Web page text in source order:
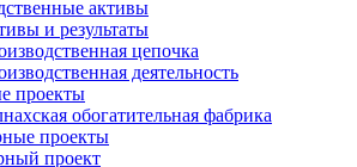
активы
и результаты
цепочка
деятельность
проекты
обогатительная фабрика
проекты
проект